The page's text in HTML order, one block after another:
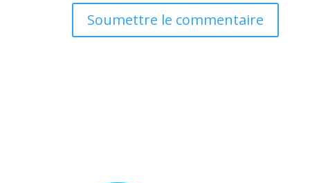
Soumettre le commentaire